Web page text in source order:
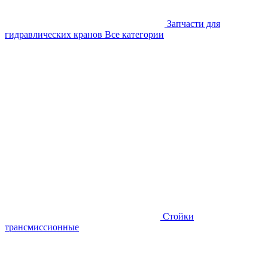
Запчасти для
гидравлических кранов Все категории
Стойки
трансмиссионные